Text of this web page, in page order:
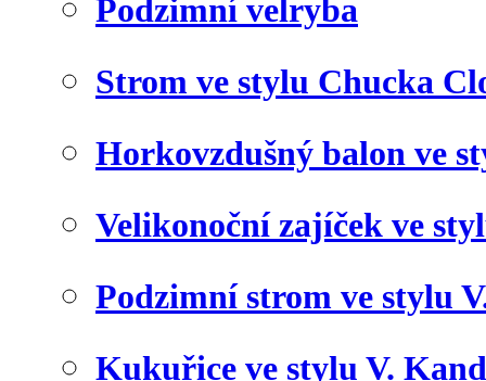
Podzimní velryba
Strom ve stylu Chucka
Horkovzdušný balon ve
Velikonoční zajíček ve
Podzimní strom ve stylu
Kukuřice ve stylu V.